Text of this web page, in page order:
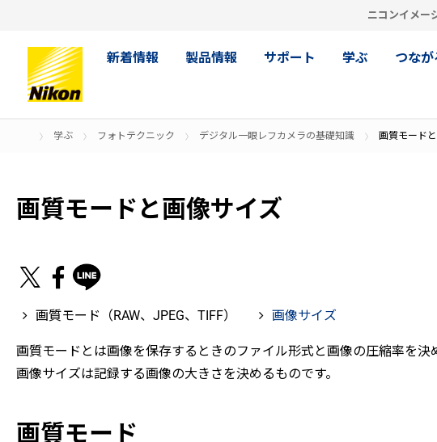
ニコンイメー
新着情報 製品情報 サポート 学ぶ つなが
学ぶ フォトテクニック デジタル一眼レフカメラの基礎知識 画質モード
画質モードと画像サイズ
画質モード（RAW、JPEG、TIFF） 画像サイズ
画質モードとは画像を保存するときのファイル形式と画像の圧縮率を決
画像サイズは記録する画像の大きさを決めるものです。
画質モード